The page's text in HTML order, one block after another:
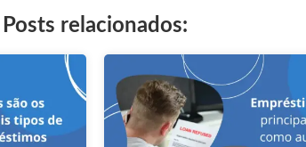
Posts relacionados: